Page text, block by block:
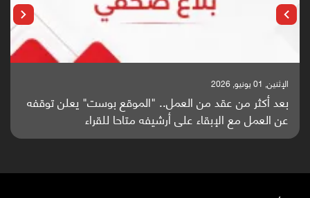
الإثنين, 25 مايو, 2026
باحثون من اليمن يدخلون سباق أبحاث ألزهايمر بدراسة
واعدة منشورة عالميا (ترجمة)